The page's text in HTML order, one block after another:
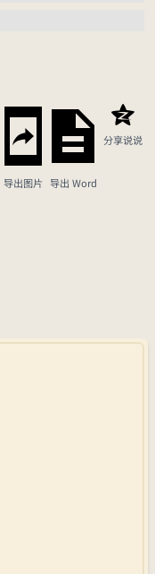
导出图片 导出 Word
分享说说